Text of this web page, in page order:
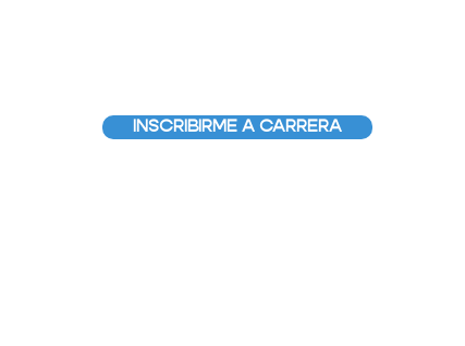
INSCRIBIRME A CARRERA